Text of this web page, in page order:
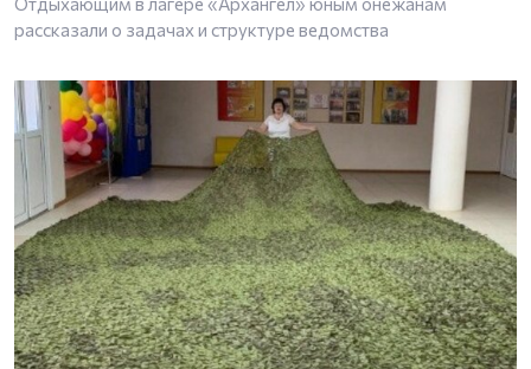
рассказали о задачах и структуре ведомства